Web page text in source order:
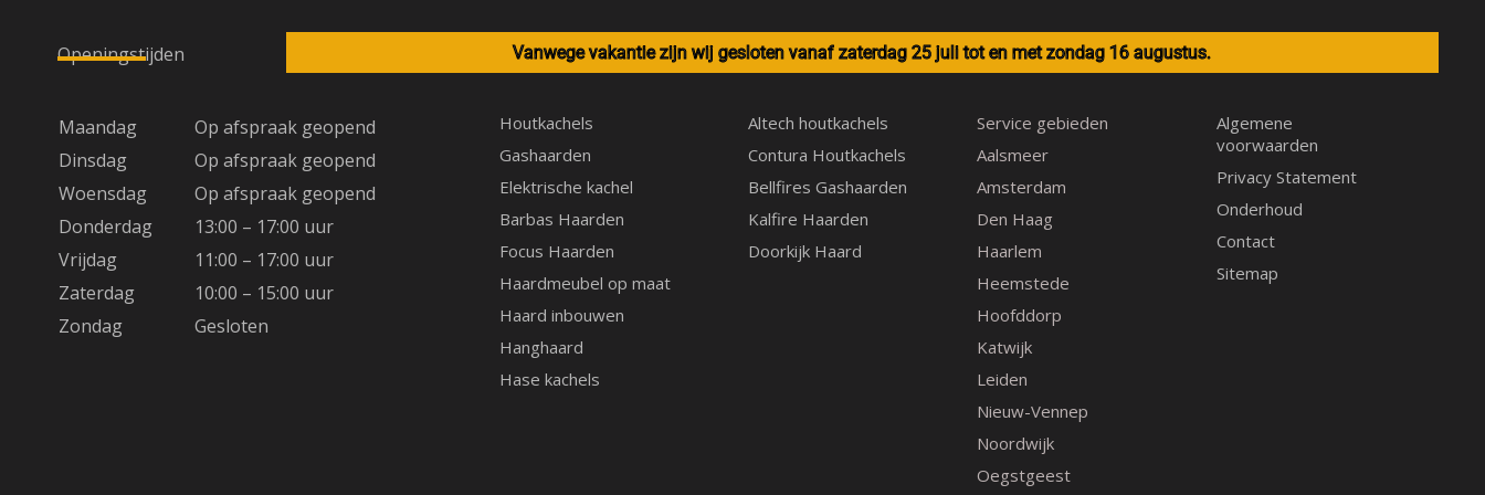
e
b
k
t
a
t
e
Openingstijden Vanwege vakantie zijn wij gesloten vanaf zaterdag 25 juli tot en met zondag 16 augustus.
Maandag
Op afspraak geopend
Dinsdag
Op afspraak geopend
Woensdag
Op afspraak geopend
Donderdag
13:00 – 17:00 uur
Vrijdag
11:00 – 17:00 uur
Zaterdag
10:00 – 15:00 uur
Zondag
Gesloten
Houtkachels
Gashaarden
Elektrische kachel
Barbas Haarden
Focus Haarden
Haardmeubel op maat
Haard inbouwen
Hanghaard
Hase kachels
Altech houtkachels
Contura Houtkachels
Bellfires Gashaarden
Kalfire Haarden
Doorkijk Haard
Service gebieden
Aalsmeer
Amsterdam
Den Haag
Haarlem
Heemstede
Hoofddorp
Katwijk
Leiden
Nieuw-Vennep
Noordwijk
Oegstgeest
Algemene
voorwaarden
Privacy Statement
Onderhoud
Contact
Sitemap